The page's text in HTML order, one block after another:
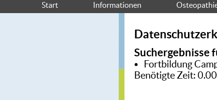
Start Informationen
Suchergebnisse
Fortbildung
Benötigte Zeit: